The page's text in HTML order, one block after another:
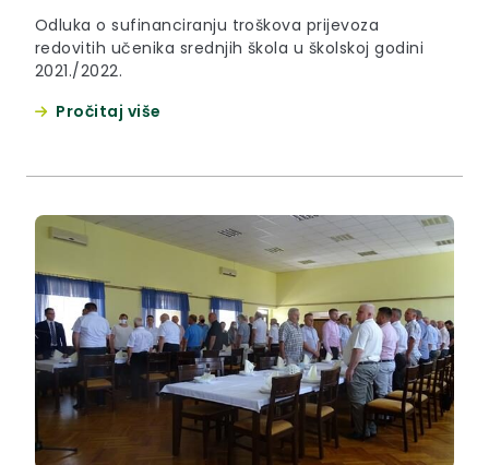
Odluka o sufinanciranju troškova prijevoza
redovitih učenika srednjih škola u školskoj godini
2021./2022.
Pročitaj više